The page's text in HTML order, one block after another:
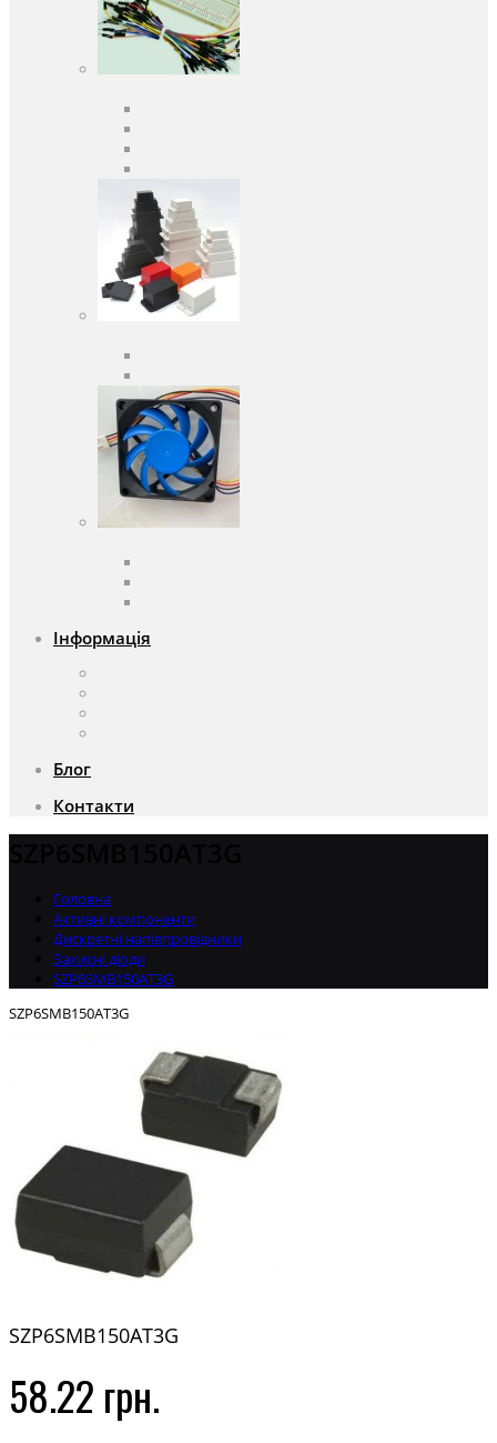
Інформація
Блог
Контакти
Головна
Активні компоненти
Дискретні напівпровідники
Захисні діоди
SZP6SMB150AT3G
SZP6SMB150AT3G
SZP6SMB150AT3G
58.22 грн.